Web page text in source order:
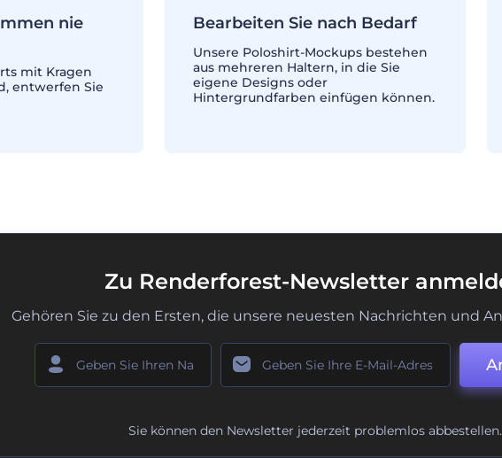
nie
mit Kragen
entwerfen Sie
Bearbeiten Sie nach Bedarf
Unsere Poloshirt-Mockups bestehen
aus mehreren Haltern, in die Sie
eigene Designs oder
Hintergrundfarben einfügen können.
Zu Renderforest-Newsletter
Gehören Sie zu den Ersten, die unsere neuesten Nachrichten und
Sie können den Newsletter jederzeit problemlos abbestellen.